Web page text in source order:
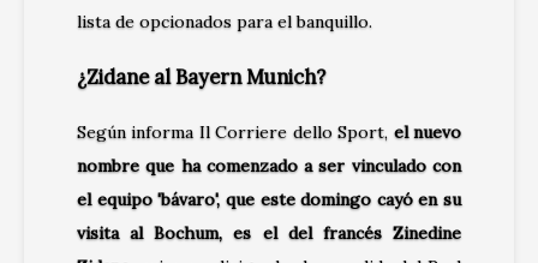
lista de opcionados para el banquillo.
¿Zidane al Bayern Munich?
Según informa Il Corriere dello Sport, el nuevo
nombre que ha comenzado a ser vinculado con
el equipo 'bávaro', que este domingo cayó en su
visita al Bochum, es el del francés Zinedine